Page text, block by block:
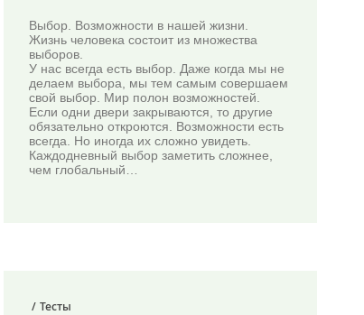
Выбор. Возможности в нашей жизни.
Жизнь человека состоит из множества
выборов.
У нас всегда есть выбор. Даже когда мы не
делаем выбора, мы тем самым совершаем
свой выбор. Мир полон возможностей.
Если одни двери закрываются, то другие
обязательно откроются. Возможности есть
всегда. Но иногда их сложно увидеть.
Каждодневный выбор заметить сложнее,
чем глобальный…
/ Тесты